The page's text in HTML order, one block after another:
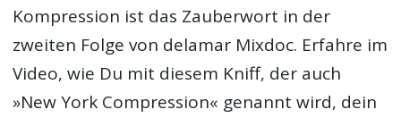
Kompression ist das Zauberwort in der
zweiten Folge von delamar Mixdoc. Erfahre im
Video, wie Du mit diesem Kniff, der auch
»New York Compression« genannt wird, dein